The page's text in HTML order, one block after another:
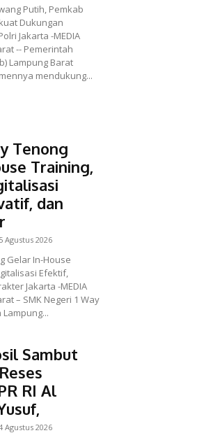
Putih, Pemkab
Dukungan
-- Pemerintah
Lampung Barat
mendukung...
Tenong
Training,
dan
5 Agustus 2026
Gelar In-House
Efektif,
-MEDIA
– SMK Negeri 1 Way
Sambut
RI Al
Agustus 2026